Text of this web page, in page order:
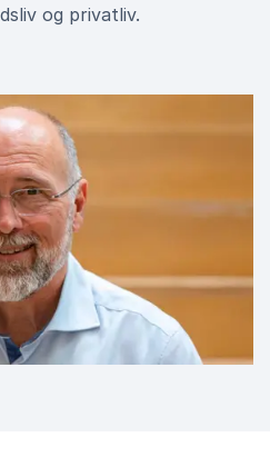
og privatliv.